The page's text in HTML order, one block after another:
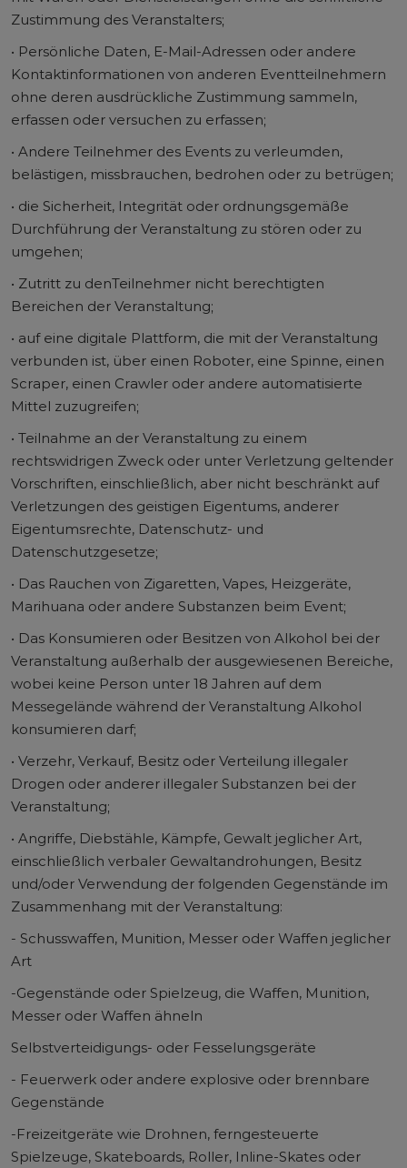
Zustimmung des Veranstalters;
• Persönliche Daten, E-Mail-Adressen oder andere
Kontaktinformationen von anderen Eventteilnehmern
ohne deren ausdrückliche Zustimmung sammeln,
erfassen oder versuchen zu erfassen;
• Andere Teilnehmer des Events zu verleumden,
belästigen, missbrauchen, bedrohen oder zu betrügen;
• die Sicherheit, Integrität oder ordnungsgemäße
Durchführung der Veranstaltung zu stören oder zu
umgehen;
• Zutritt zu denTeilnehmer nicht berechtigten
Bereichen der Veranstaltung;
• auf eine digitale Plattform, die mit der Veranstaltung
verbunden ist, über einen Roboter, eine Spinne, einen
Scraper, einen Crawler oder andere automatisierte
Mittel zuzugreifen;
• Teilnahme an der Veranstaltung zu einem
rechtswidrigen Zweck oder unter Verletzung geltender
Vorschriften, einschließlich, aber nicht beschränkt auf
Verletzungen des geistigen Eigentums, anderer
Eigentumsrechte, Datenschutz- und
Datenschutzgesetze;
• Das Rauchen von Zigaretten, Vapes, Heizgeräte,
Marihuana oder andere Substanzen beim Event;
• Das Konsumieren oder Besitzen von Alkohol bei der
Veranstaltung außerhalb der ausgewiesenen Bereiche,
wobei keine Person unter 18 Jahren auf dem
Messegelände während der Veranstaltung Alkohol
konsumieren darf;
• Verzehr, Verkauf, Besitz oder Verteilung illegaler
Drogen oder anderer illegaler Substanzen bei der
Veranstaltung;
• Angriffe, Diebstähle, Kämpfe, Gewalt jeglicher Art,
einschließlich verbaler Gewaltandrohungen, Besitz
und/oder Verwendung der folgenden Gegenstände im
Zusammenhang mit der Veranstaltung:
- Schusswaffen, Munition, Messer oder Waffen jeglicher
Art
-Gegenstände oder Spielzeug, die Waffen, Munition,
Messer oder Waffen ähneln
Selbstverteidigungs- oder Fesselungsgeräte
- Feuerwerk oder andere explosive oder brennbare
Gegenstände
-Freizeitgeräte wie Drohnen, ferngesteuerte
Spielzeuge, Skateboards, Roller, Inline-Skates oder